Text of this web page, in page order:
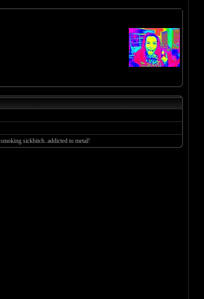
sickbitch..addicted to metal!